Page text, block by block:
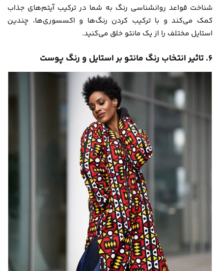
شناخت قواعد روانشناسی رنگ به شما در ترکیب آیتم‌های جذاب
کمک می‌کند و با ترکیب کردن رنگ‌ها و اکسسوری‌ها، چندین
استایل مختلف را از یک مانتو خلق می‌کنید.
۶. تاثیر انتخاب رنگ مانتو بر استایل و رنگ پوست